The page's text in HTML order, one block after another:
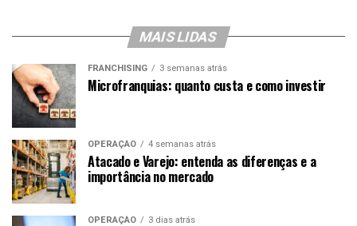
MAIS LIDAS
FRANCHISING 3 semanas atrás
Microfranquias: quanto custa e como investir
OPERAÇÃO 4 semanas atrás
Atacado e Varejo: entenda as diferenças e a
importância no mercado
OPERAÇÃO 3 dias atrás